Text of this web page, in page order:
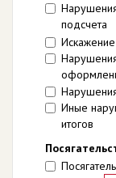
подсчета
Иные
итогов